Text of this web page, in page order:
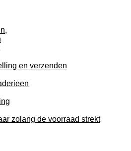
en verzenden
zolang de voorraad strekt